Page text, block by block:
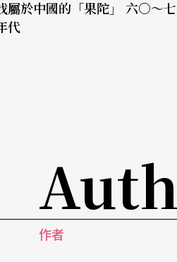
包括阿美族和泰雅族，是默
」演出活動，負責承辦的陳
筆者非常確定的指出：第一
（薄薄）、lidao（里漏）這
部阿美族的豐年祭），但是
於中國的「果陀」 六〇〜七
代
作者